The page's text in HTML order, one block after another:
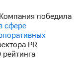
победила
сфере
PR